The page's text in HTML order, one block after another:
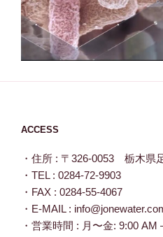
ACCESS
・住所 : 〒326-0053 栃木県
・TEL : 0284-72-9903
・FAX : 0284-55-4067
・E-MAIL :
・営業時間 : 月〜金: 9:00 AM